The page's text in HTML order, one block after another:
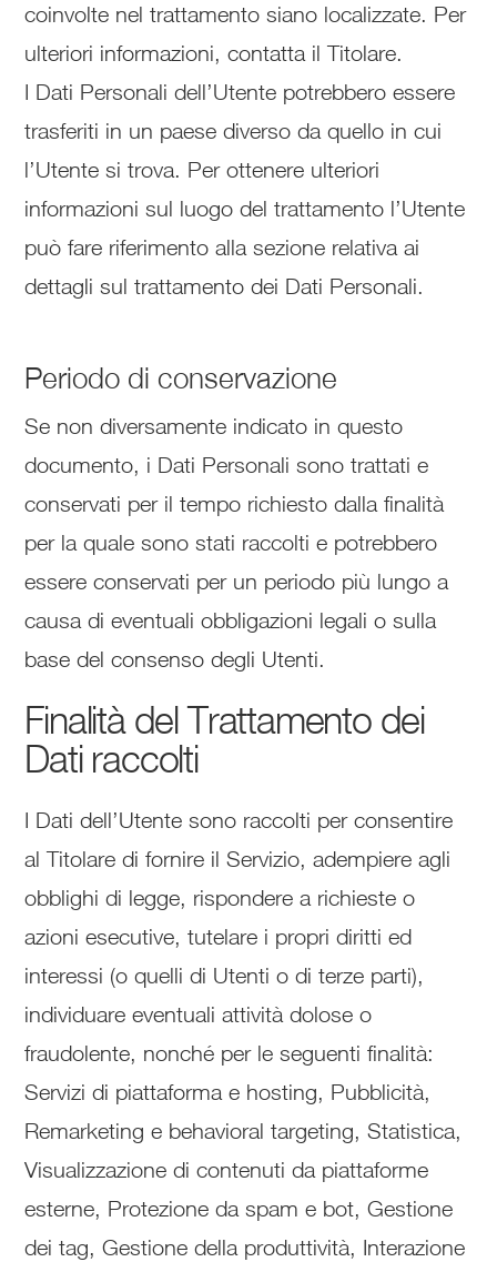
coinvolte nel trattamento siano localizzate. Per
ulteriori informazioni, contatta il Titolare.
I Dati Personali dell’Utente potrebbero essere
trasferiti in un paese diverso da quello in cui
l’Utente si trova. Per ottenere ulteriori
informazioni sul luogo del trattamento l’Utente
può fare riferimento alla sezione relativa ai
dettagli sul trattamento dei Dati Personali.
Periodo di conservazione
Se non diversamente indicato in questo
documento, i Dati Personali sono trattati e
conservati per il tempo richiesto dalla finalità
per la quale sono stati raccolti e potrebbero
essere conservati per un periodo più lungo a
causa di eventuali obbligazioni legali o sulla
base del consenso degli Utenti.
Finalità del Trattamento dei
Dati raccolti
I Dati dell’Utente sono raccolti per consentire
al Titolare di fornire il Servizio, adempiere agli
obblighi di legge, rispondere a richieste o
azioni esecutive, tutelare i propri diritti ed
interessi (o quelli di Utenti o di terze parti),
individuare eventuali attività dolose o
fraudolente, nonché per le seguenti finalità:
Servizi di piattaforma e hosting, Pubblicità,
Remarketing e behavioral targeting, Statistica,
Visualizzazione di contenuti da piattaforme
esterne, Protezione da spam e bot, Gestione
dei tag, Gestione della produttività, Interazione